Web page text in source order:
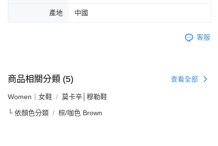
產地 中國
客服
商品相關分類 (5) 查看全部
Women｜女鞋 莫卡辛│穆勒鞋
└ 依顏色分類 棕/咖色 Brown